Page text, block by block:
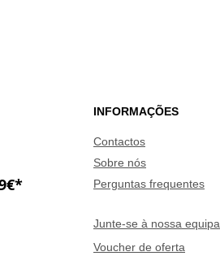
INFORMAÇÕES
Contactos
Sobre nós
Perguntas frequentes
Junte-se à nossa equipa
Voucher de oferta